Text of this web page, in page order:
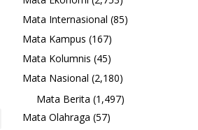
Mata Internasional (85)
Mata Kampus (167)
Mata Kolumnis (45)
Mata Nasional (2,180)
Mata Berita (1,497)
Mata Olahraga (57)